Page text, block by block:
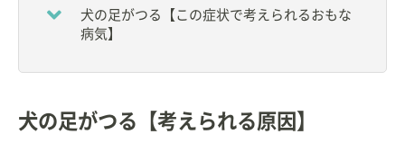
◇2011年：ゼファー動物病院にてリハビリテーショ
ン専門診療を行う。
【資格】
犬の足がつる【この症状で考えられるおもな
病気】
犬の足がつる【考えられる原因】